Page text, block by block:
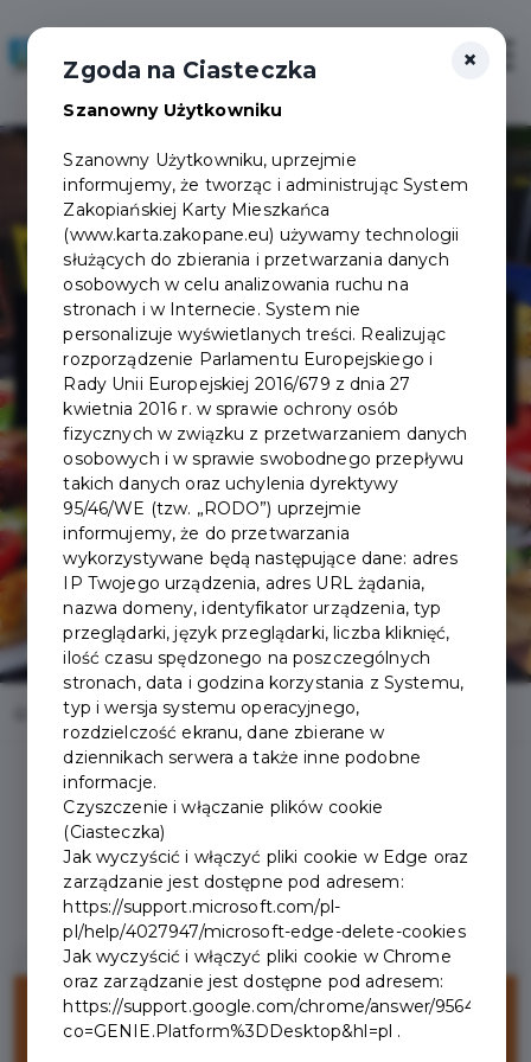
Restauracja
Sport Corner
Home Oferty Restauracja Sport Corner
Regulamin i warunki
20%
×
Zgoda na Ciasteczka
Szanowny Użytkowniku
Szanowny Użytkowniku, uprzejmie
informujemy, że tworząc i administrując System
Zakopiańskiej Karty Mieszkańca
(www.karta.zakopane.eu) używamy technologii
służących do zbierania i przetwarzania danych
osobowych w celu analizowania ruchu na
stronach i w Internecie. System nie
personalizuje wyświetlanych treści. Realizując
rozporządzenie Parlamentu Europejskiego i
Rady Unii Europejskiej 2016/679 z dnia 27
kwietnia 2016 r. w sprawie ochrony osób
fizycznych w związku z przetwarzaniem danych
osobowych i w sprawie swobodnego przepływu
takich danych oraz uchylenia dyrektywy
95/46/WE (tzw. „RODO”) uprzejmie
informujemy, że do przetwarzania
wykorzystywane będą następujące dane: adres
IP Twojego urządzenia, adres URL żądania,
nazwa domeny, identyfikator urządzenia, typ
przeglądarki, język przeglądarki, liczba kliknięć,
ilość czasu spędzonego na poszczególnych
stronach, data i godzina korzystania z Systemu,
typ i wersja systemu operacyjnego,
rozdzielczość ekranu, dane zbierane w
dziennikach serwera a także inne podobne
informacje.
Czyszczenie i włączanie plików cookie
(Ciasteczka)
Jak wyczyścić i włączyć pliki cookie w Edge oraz
zarządzanie jest dostępne pod adresem:
https://support.microsoft.com/pl-
pl/help/4027947/microsoft-edge-delete-cookies
Jak wyczyścić i włączyć pliki cookie w Chrome
oraz zarządzanie jest dostępne pod adresem:
https://support.google.com/chrome/answer/95647?
co=GENIE.Platform%3DDesktop&hl=pl .